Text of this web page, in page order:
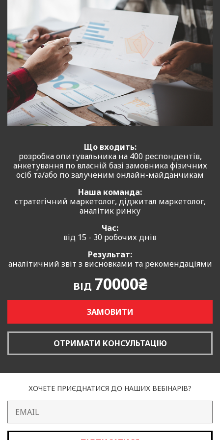
Що входить:
розробка опитувальника на 400 респондентів,
анкетування по власній базі замовника фізичних
осіб та/або по залученим онлайн-майданчикам
Наша команда:
стратегічний маркетолог, діджитал маркетолог,
аналітик ринку
Час:
від 15 - 30 робочих днів
Результат:
аналітичний звіт з висновками та рекомендаціями
ВІД 70000₴
ЗАМОВИТИ
ОТРИМАТИ КОНСУЛЬТАЦІЮ
ХОЧЕТЕ ПРИЄДНАТИСЯ ДО НАШИХ ВЕБІНАРІВ?